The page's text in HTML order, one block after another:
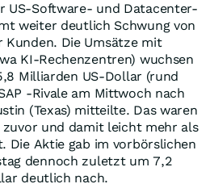
US-Software- und Datacenter-
weiter deutlich Schwung von
Kunden. Die Umsätze mit
KI-Rechenzentren) wuchsen
Milliarden US-Dollar (rund
-Rivale am Mittwoch nach
(Texas) mitteilte. Das waren
und damit leicht mehr als
Die Aktie gab im vorbörslichen
dennoch zuletzt um 7,2
deutlich nach.